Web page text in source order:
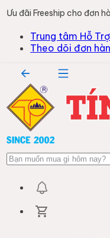
Ưu đãi Freeship cho đơn
Trung tâm Hỗ Trợ
Theo dõi đơn